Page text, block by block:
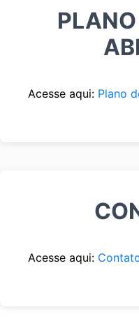
Acesse aqui: Plano
Acesse aqui: